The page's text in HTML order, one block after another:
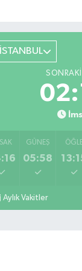
İSTANBUL
GÜNEŞ
05:58
Aylık Vakitler